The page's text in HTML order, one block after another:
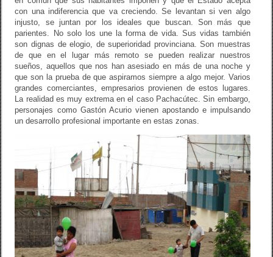
con una indiferencia que va creciendo. Se levantan si ven algo
injusto, se juntan por los ideales que buscan. Son más que
parientes. No solo los une la forma de vida. Sus vidas también
son dignas de elogio, de superioridad provinciana. Son muestras
de que en el lugar más remoto se pueden realizar nuestros
sueños, aquellos que nos han asesiado en más de una noche y
que son la prueba de que aspiramos siempre a algo mejor. Varios
grandes comerciantes, empresarios provienen de estos lugares.
La realidad es muy extrema en el caso Pachacútec. Sin embargo,
personajes como Gastón Acurio vienen apostando e impulsando
un desarrollo profesional importante en estas zonas.